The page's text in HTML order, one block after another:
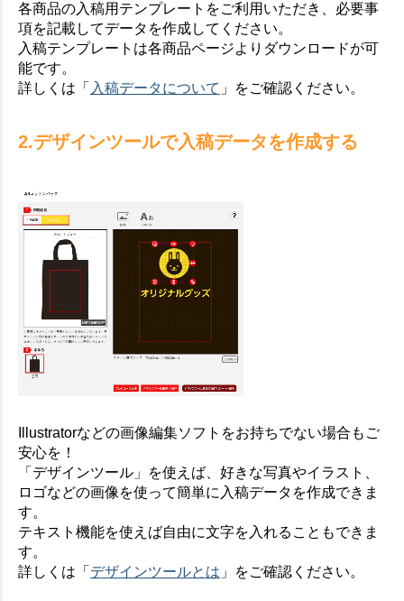
各商品の入稿用テンプレートをご利用いただき、必要事
項を記載してデータを作成してください。
入稿テンプレートは各商品ページよりダウンロードが可
能です。
詳しくは「 入稿データについて 」をご確認ください。
2.デザインツールで入稿データを作成する
Illustratorなどの画像編集ソフトをお持ちでない場合もご
安心を！
「デザインツール」を使えば、好きな写真やイラスト、
ロゴなどの画像を使って簡単に入稿データを作成できま
す。
テキスト機能を使えば自由に文字を入れることもできま
す。
詳しくは「 デザインツールとは 」をご確認ください。